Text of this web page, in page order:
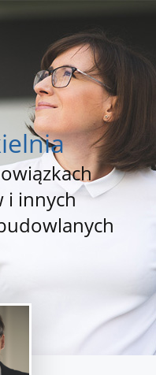
i innych